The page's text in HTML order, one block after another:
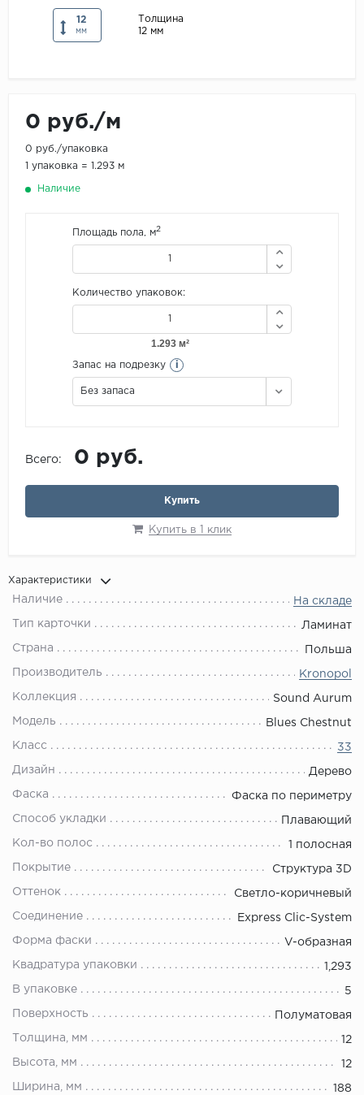
12
мм
Толщина
12 мм
0 руб./м
0 руб./упаковка
1 упаковка = 1.293 м
Наличие
Площадь пола, м2
Количество упаковок:
Запас на подрезку i
Без запаса
Всего: 0 руб.
Купить
Купить в 1 клик
Характеристики
Наличие На складе
Тип карточки Ламинат
Страна Польша
Производитель Kronopol
Коллекция Sound Aurum
Модель Blues Chestnut
Класс 33
Дизайн Дерево
Фаска Фаска по периметру
Способ укладки Плавающий
Кол-во полос 1 полосная
Покрытие Структура 3D
Оттенок Светло-коричневый
Соединение Express Clic-System
Форма фаски V-образная
Квадратура упаковки 1,293
В упаковке 5
Поверхность Полуматовая
Толщина, мм 12
Высота, мм 12
Ширина, мм 188